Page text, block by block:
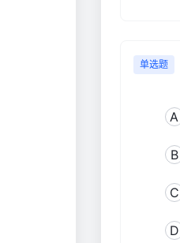
单选题
A
B
C
D